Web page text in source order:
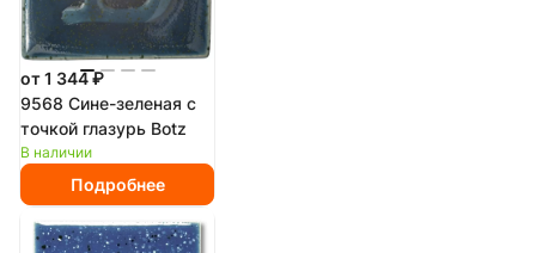
от 1 344 ₽
9568 Сине-зеленая с
точкой глазурь Botz
В наличии
Подробнее